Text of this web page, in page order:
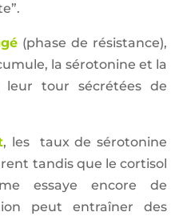
(phase de résistance),
la sérotonine et la
tour sécrétées de
, les taux de sérotonine
tandis que le cortisol
essaye encore de
peut entraîner des